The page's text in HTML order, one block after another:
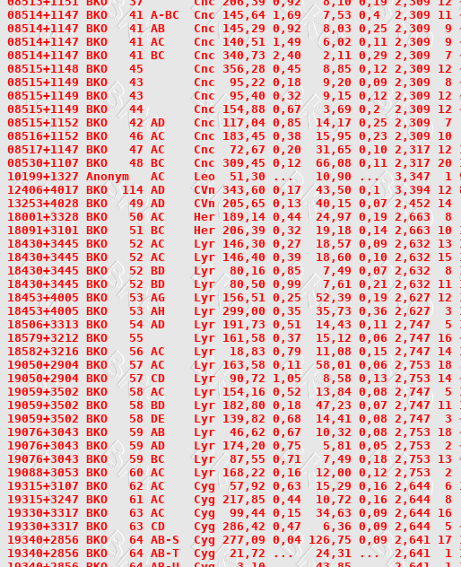
08514+1147 BKO   41 A-BC  Cnc 145,64 1,69   7,53 0,4  2,309 11
08514+1147 BKO   41 AB    Cnc 145,29 0,92   8,03 0,25 2,309  9
08514+1147 BKO   41 AC    Cnc 140,51 1,49   6,02 0,11 2,309  9
08514+1147 BKO   41 BC    Cnc 340,73 2,40   2,11 0,29 2,309  7
08515+1148 BKO   45
Cnc 356,28 0,45   8,85 0,12 2,309 12
08515+1149 BKO   43
Cnc  95,22 0,18   9,20 0,09 2,309  8
08515+1149 BKO   43       Cnc  95,40 0,32   9,15 0,12 2,309 12
08515+1149 BKO   44
Cnc 154,88 0,67   3,69 0,2  2,309 12
08515+1152 BKO   42 AD    Cnc 117,04 0,85  14,17 0,25 2,309  7
08516+1152 BKO   46 AC    Cnc 183,45 0,38  15,95 0,23 2,309
08517+1147 BKO   47 AC    Cnc  72,67 0,20  31,65 0,10 2,317 12
08530+1107 BKO   48 BC    Cnc 309,45 0,12  66,08 0,11 2,317 20
10199+1327 Anonym AC    Leo  51,30 ...   10,90 ...  3,347  1
12406+4017 BKO  114 AD    CVn 343,60 0,17  43,50 0,1  3,394 12
13253+4028 BKO   49 AD    CVn 205,65 0,13  40,15 0,07 2,452
18001+3328 BKO   50 AC    Her 189,14 0,44  24,97 0,19 2,663  8
18091+3101 BKO   51 BC    Her 206,39 0,32  19,18 0,14 2,663 10
18430+3445 BKO   52 AC    Lyr 146,30 0,27  18,57 0,09 2,632 13
18430+3445 BKO   52 AC    Lyr 146,40 0,39  18,60 0,10 2,632
18430+3445 BKO   52 BD    Lyr  80,16 0,85   7,49 0,07 2,632
18430+3445 BKO   52 BD    Lyr  80,50 0,99   7,61 0,21 2,632
18453+4005 BKO   53 AG    Lyr 156,51 0,25  52,39 0,19 2,627 12
18453+4005 BKO   53 AH    Lyr 299,00 0,35  35,73 0,36 2,627  3
18506+3313 BKO   54 AD    Lyr 191,73 0,51  14,43 0,11 2,747  5
18579+3212 BKO   55
Lyr 161,58 0,37  15,12 0,06 2,747 16
18582+3216 BKO   56 AC    Lyr  18,83 0,79  11,08 0,15 2,747 14
19050+2904 BKO   57 AC    Lyr 163,58 0,11  58,01 0,06 2,753 18
19050+2904 BKO   57 CD    Lyr  90,72 1,05   8,58 0,13 2,753 14
19059+3502 BKO   58 AC    Lyr 154,16 0,52  13,84 0,08 2,747  5
19059+3502 BKO   58 BD    Lyr 182,80 0,18  47,23 0,07 2,747 11
19059+3502 BKO   58 DE    Lyr 139,82 0,68  14,41 0,08 2,747  3
19076+3043 BKO   59 AB    Lyr  46,62 0,67  10,32 0,08 2,753 18
19076+3043 BKO   59 AD    Lyr 174,20 0,75   5,81 0,05 2,753  2
19076+3043 BKO   59 BC    Lyr  87,55 0,71   7,49 0,18 2,753 13
19088+3053 BKO   60 AC    Lyr 168,22 0,16  12,00 0,12 2,753  2
19315+3107 BKO   62 AC    Cyg  57,92 0,63  15,29 0,16 2,644  6
19315+3247 BKO   61 AC    Cyg 217,85 0,44  10,72 0,16 2,644
19330+3317 BKO   63 AC    Cyg  99,44 0,15  34,63 0,09 2,644
19330+3317 BKO   63 CD    Cyg 286,42 0,47   6,36 0,09 2,644  5
19340+2856 BKO   64 AB-S  Cyg 277,09 0,04 126,75 0,09 2,641 17
19340+2856 BKO   64 AB-T  Cyg  21,72 ...   24,31 ...  2,641  1